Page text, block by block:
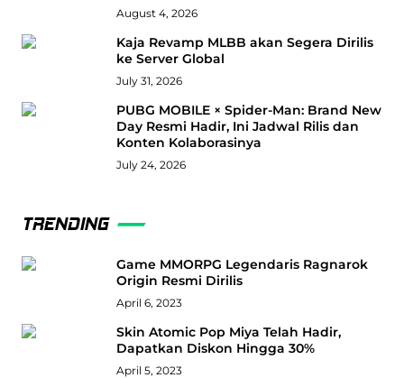
August 4, 2026
Kaja Revamp MLBB akan Segera Dirilis
ke Server Global
July 31, 2026
PUBG MOBILE × Spider-Man: Brand New
Day Resmi Hadir, Ini Jadwal Rilis dan
Konten Kolaborasinya
July 24, 2026
TRENDING
Game MMORPG Legendaris Ragnarok
Origin Resmi Dirilis
April 6, 2023
Skin Atomic Pop Miya Telah Hadir,
Dapatkan Diskon Hingga 30%
April 5, 2023